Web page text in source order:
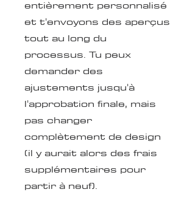
entièrement personnalisé
et t'envoyons des aperçus
tout au long du
processus. Tu peux
demander des
ajustements jusqu'à
l'approbation finale, mais
pas changer
complètement de design
(il y aurait alors des frais
supplémentaires pour
partir à neuf).